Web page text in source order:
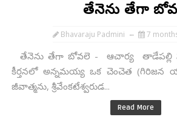
తేనెను తేగా
Bhavaraju Padmini 7
తేనెను తేగా బోవలె - ఆచార్య తాడేపల్లి
కీర్తనలో అన్నమయ్య ఒక చెంచెత (గిరిజన
జీవాత్మను, శ్రీవేంకటేశ్వరుడ...
Read More